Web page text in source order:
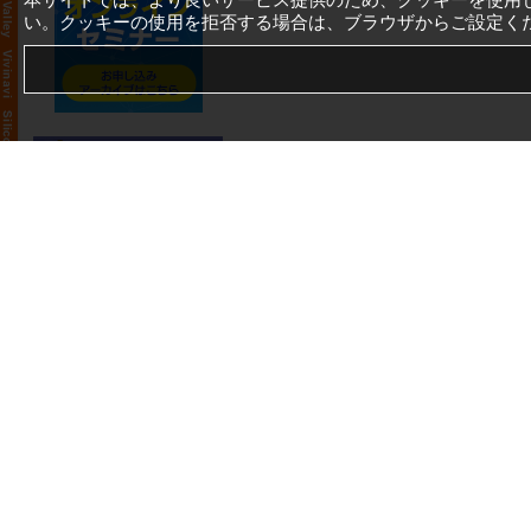
い。クッキーの使用を拒否する場合は、ブラウザからご設定く